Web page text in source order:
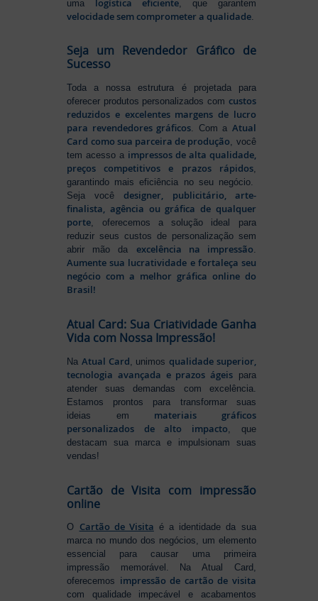
uma
, que garantem
velocidade sem comprometer a qualidade
Seja um Revendedor Gráfico de
Sucesso
Toda a nossa estrutura é projetada para
oferecer produtos personalizados com custos
reduzidos e excelentes margens de lucro
para revendedores gráficos. Com a Atual
Card como sua parceira de produção, você
tem acesso a impressos de alta qualidade,
preços competitivos e prazos rápidos,
garantindo mais eficiência no seu negócio.
Seja vocêdesigner, publicitário, arte-
finalista, agência ou gráfica de qualquer
porte, oferecemos a solução ideal para
reduzir seus custos de personalização sem
abrir mão da excelência na impressão.
Aumente sua lucratividade e fortaleça seu
negócio com a melhor gráfica online do
Brasil!
Atual Card: Sua Criatividade Ganha
Vida com Nossa Impressão!
Na Atual Card , unimos qualidade superior,
tecnologia avançada e prazos ágeispara
atender suas demandas com excelência.
Estamos prontos para transformar suas
ideias em materiais gráficos
personalizados de alto impacto , que
destacam sua marca e impulsionam suas
vendas!
Cartão de Visita com impressão
online
O Cartão de Visita é a identidade da sua
marca no mundo dos negócios, um elemento
essencial para causar uma primeira
impressão memorável. Na Atual Card,
oferecemos impressão de cartão de visita
com qualidade impecável e acabamentos